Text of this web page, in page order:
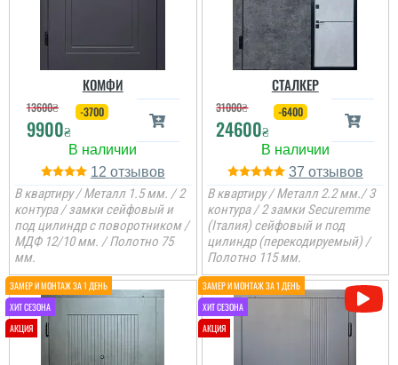
КОМФИ
13600₴
9900₴
-3700
12
В квартиру / Металл 1.5 мм. / 2
контура / замки сейфовый и
под цилиндр с поворотником /
МДФ 12/10 мм. / Полотно 75
мм.
СТАЛКЕР
31000₴
24600₴
-6400
37
В квартиру / Металл 2.2 мм./ 3
контура / 2 замки Securemme
(Італия) сейфовый и под
цилиндр (перекодируемый) /
Полотно 115 мм.